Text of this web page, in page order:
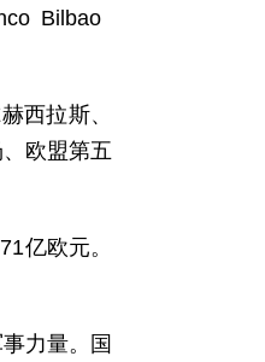
Bilbao
西拉斯、
欧盟第五
亿欧元。
力量。国